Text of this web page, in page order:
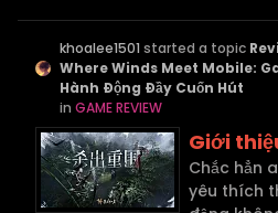
khoalee1501 started a topic
Where Winds Meet Mobile:
Hành Động Đầy Cuốn Hút
in GAME REVIEW
Giới
Chắc hẳn
yêu thích